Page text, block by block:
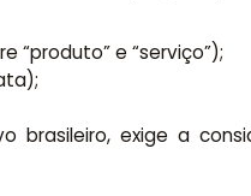
“produto” e “serviço”);
exige a